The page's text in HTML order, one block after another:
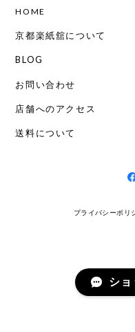
HOME
京都楽紙舘について
BLOG
お問い合わせ
店舗へのアクセス
送料について
プライバシーポリ
シ